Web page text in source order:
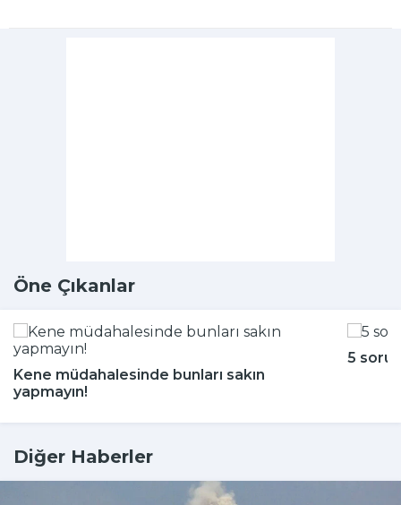
Öne Çıkanlar
Kene müdahalesinde bunları sakın
yapmayın!
5
Diğer Haberler